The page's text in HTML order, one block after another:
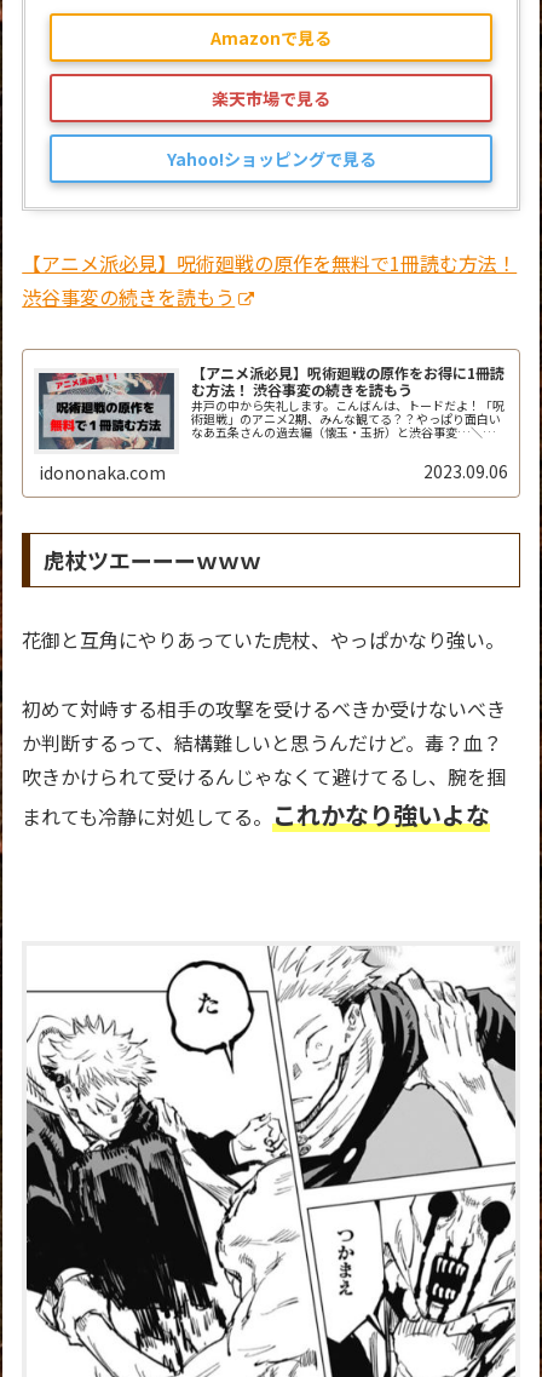
Amazonで見る
楽天市場で見る
Yahoo!ショッピングで見る
【アニメ派必見】呪術廻戦の原作を無料で1冊読む方法！
渋谷事変の続きを読もう
【アニメ派必見】呪術廻戦の原作をお得に1冊読
む方法！ 渋谷事変の続きを読もう
井戸の中から失礼します。こんばんは、トードだよ！「呪
術廻戦」のアニメ2期、みんな観てる？？やっぱり面白い
なあ五条さんの過去編（懐玉・玉折）と渋谷事変…＼
idononaka.com 2023.09.06
虎杖ツエーーーｗｗｗ
花御と互角にやりあっていた虎杖、やっぱかなり強い。
初めて対峙する相手の攻撃を受けるべきか受けないべき
か判断するって、結構難しいと思うんだけど。毒？血？
吹きかけられて受けるんじゃなくて避けてるし、腕を掴
まれても冷静に対処してる。これかなり強いよな